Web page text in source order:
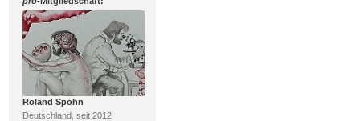
Roland Spohn
Deutschland, seit 2012